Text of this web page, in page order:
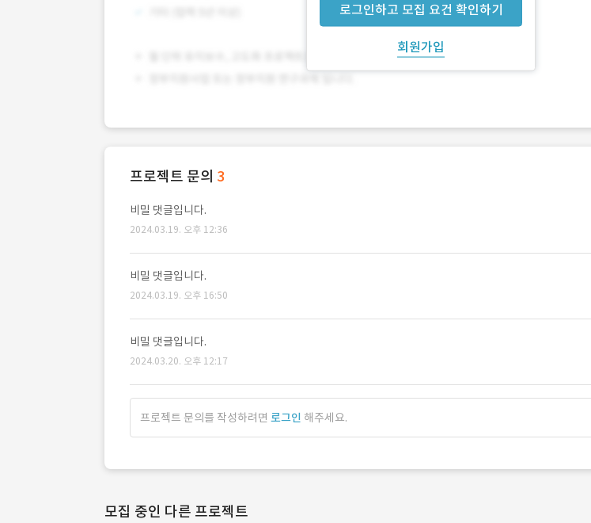
로그인하고 모집 요건 확인하기
회원가입
프로젝트 문의 3
비밀 댓글입니다.
2024.03.19. 오후 12:36
비밀 댓글입니다.
2024.03.19. 오후 16:50
비밀 댓글입니다.
2024.03.20. 오후 12:17
프로젝트 문의를 작성하려면 로그인 해주세요.
모집 중인 다른 프로젝트